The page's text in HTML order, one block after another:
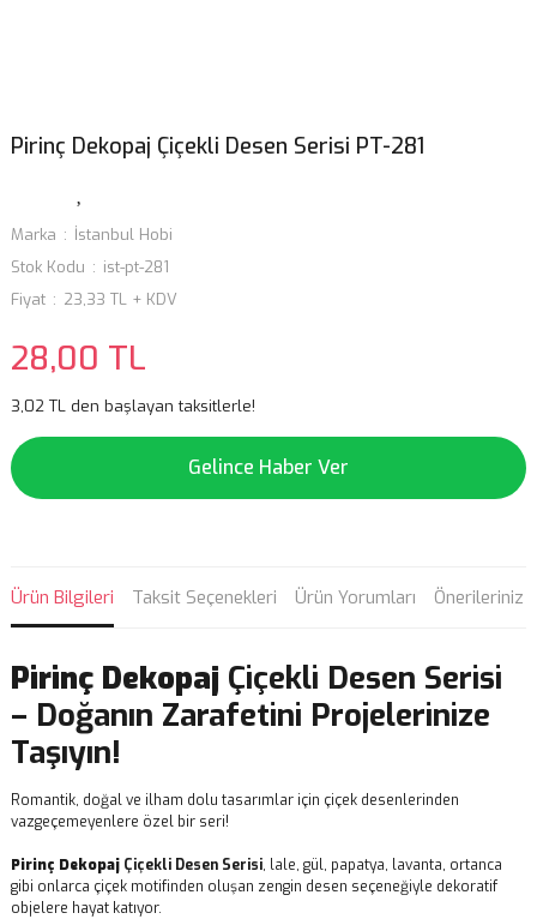
Pirinç Dekopaj Çiçekli Desen Serisi PT-281
Marka
İstanbul Hobi
Stok Kodu
ist-pt-281
Fiyat
23,33 TL + KDV
28,00 TL
3,02 TL den başlayan taksitlerle!
Gelince Haber Ver
Ürün Bilgileri Taksit Seçenekleri Ürün Yorumları Önerileriniz
Pirinç Dekopaj Çiçekli Desen Serisi
– Doğanın Zarafetini Projelerinize
Taşıyın!
Romantik, doğal ve ilham dolu tasarımlar için çiçek desenlerinden
vazgeçemeyenlere özel bir seri!
Pirinç Dekopaj Çiçekli Desen Serisi, lale, gül, papatya, lavanta, ortanca
gibi onlarca çiçek motifinden oluşan zengin desen seçeneğiyle dekoratif
objelere hayat katıyor.